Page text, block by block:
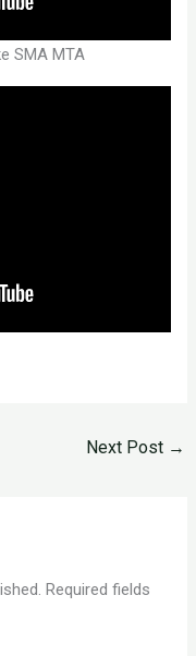
SMA MTA
Next Post →
Required fields